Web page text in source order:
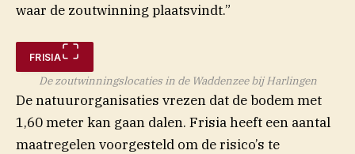
waar de zoutwinning plaatsvindt.”
FRISIA
De zoutwinningslocaties in de Waddenzee bij Harlingen
De natuurorganisaties vrezen dat de bodem met
1,60 meter kan gaan dalen. Frisia heeft een aantal
maatregelen voorgesteld om de risico’s te